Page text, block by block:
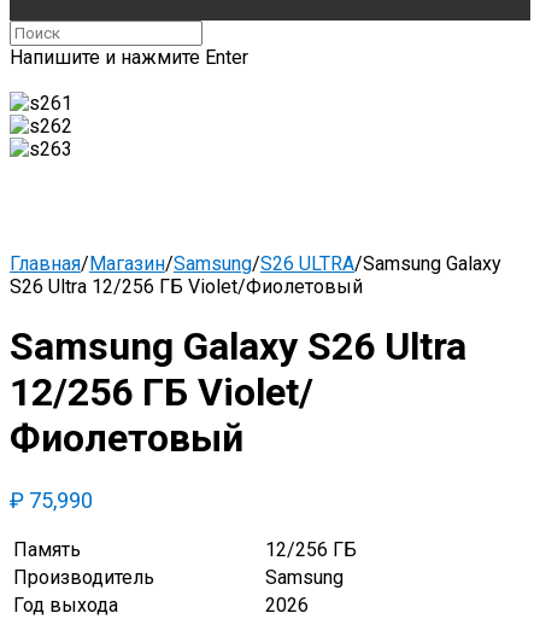
Напишите и нажмите Enter
Главная/Магазин/Samsung/S26 ULTRA/Samsung Galaxy
S26 Ultra 12/256 ГБ Violet/Фиолетовый
Samsung Galaxy S26 Ultra
12/256 ГБ Violet/
Фиолетовый
₽ 75,990
Память
12/256 ГБ
Производитель
Samsung
Год выхода
2026